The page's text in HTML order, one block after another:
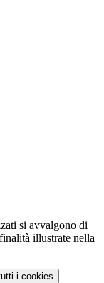
si avvalgono di
illustrate nella
i cookies